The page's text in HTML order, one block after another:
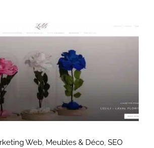
Web, Meubles & Déco, SEO